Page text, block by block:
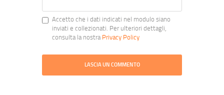
Accetto che i dati indicati nel modulo siano
inviati e collezionati. Per ulteriori dettagli,
consulta la nostraPrivacy Policy